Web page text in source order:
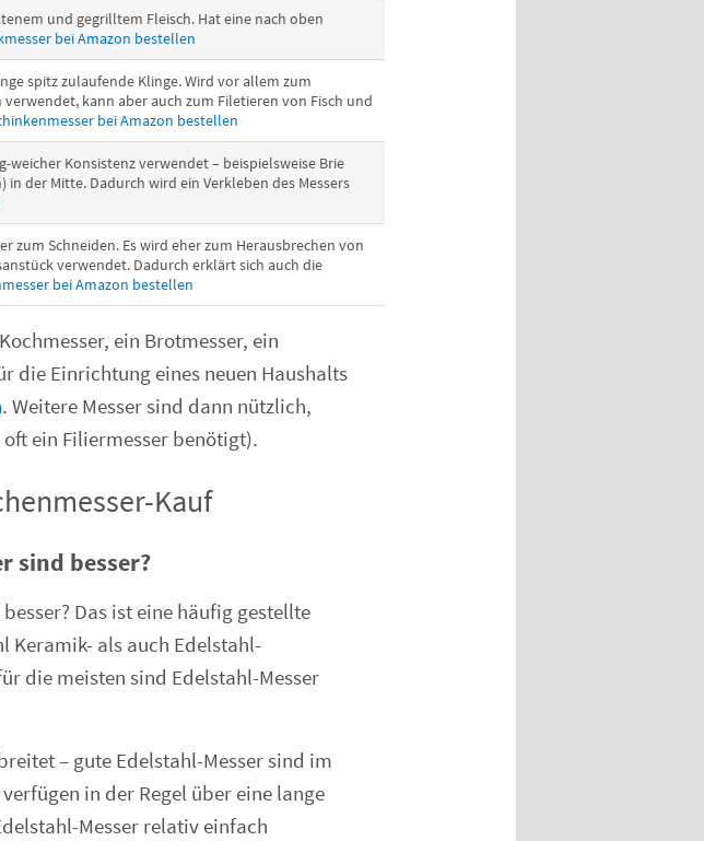
und gegrilltem Fleisch. Hat eine nach oben
bei Amazon bestellen
spitz zulaufende Klinge. Wird vor allem zum
kann aber auch zum Filetieren von Fisch und
bei Amazon bestellen
weicher Konsistenz verwendet – beispielsweise Brie
der Mitte. Dadurch wird ein Verkleben des Messers
zum Schneiden. Es wird eher zum Herausbrechen von
verwendet. Dadurch erklärt sich auch die
bei Amazon bestellen
ein Brotmesser, ein
die Einrichtung eines neuen Haushalts
. Weitere Messer sind dann nützlich,
ein Filiermesser benötigt).
Kauf
sind besser?
Das ist eine häufig gestellte
Keramik- als auch Edelstahl-
die meisten sind Edelstahl-Messer
– gute Edelstahl-Messer sind im
in der Regel über eine lange
Messer relativ einfach